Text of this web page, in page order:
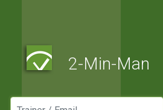
2-Min-Man